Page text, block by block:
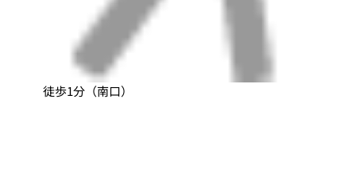
徒歩1分（南口）